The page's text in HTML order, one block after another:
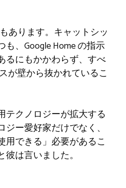
あります。キャットシッ
、Google Home の指示
るにもかかわらず、すべ
が壁から抜かれているこ
テクノロジーが拡大する
ー愛好家だけでなく、
用できる」必要があるこ
は言いました。